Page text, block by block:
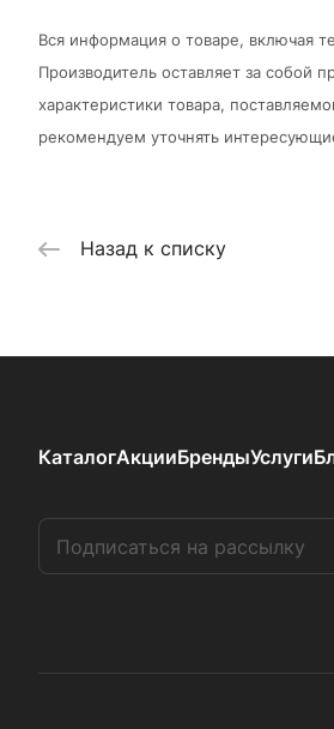
Вся информация о товаре, включая
Производитель оставляет за собой
характеристики товара,
рекомендуем уточнять
Назад к списку
КаталогАкцииБрендыУслуги